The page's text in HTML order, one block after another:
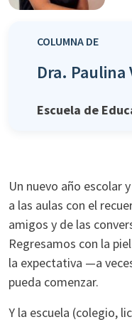
COLUMNA DE
Dra. Paulina
Escuela de
Un nuevo año escolar
a las aulas con el
amigos y de las
Regresamos con la
la expectativa —a
pueda comenzar.
Y la escuela (colegio,